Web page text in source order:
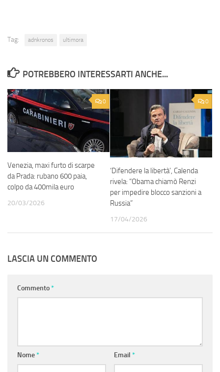
Tag: adnkronos ultimora
POTREBBERO INTERESSARTI ANCHE...
0
Venezia, maxi furto di scarpe
da Prada: rubano 600 paia,
colpo da 400mila euro
20/03/2026
0
‘Difendere la libertà’, Calenda
rivela: “Obama chiamò Renzi
per impedire blocco sanzioni a
Russia”
17/04/2026
LASCIA UN COMMENTO
Commento*
Nome* Email *